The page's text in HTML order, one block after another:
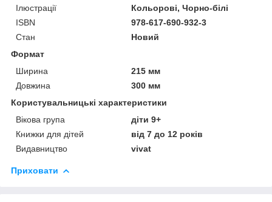
Ілюстрації
Кольорові, Чорно-білі
ISBN
978-617-690-932-3
Стан
Новий
Формат
Ширина
215 мм
Довжина
300 мм
Користувальницькі характеристики
Вікова група
діти 9+
Книжки для дітей
від 7 до 12 років
Видавництво
vivat
Приховати